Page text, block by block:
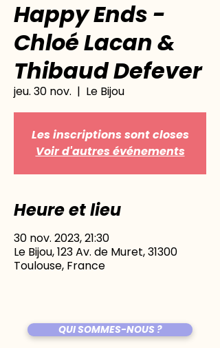
Happy Ends -
Chloé Lacan &
Thibaud Defever
jeu. 30 nov.
  |
Le Bijou
Les inscriptions sont closes
Voir d'autres événements
Heure et lieu
30 nov. 2023, 21:30
Le Bijou, 123 Av. de Muret, 31300
Toulouse, France
QUI SOMMES-NOUS ?